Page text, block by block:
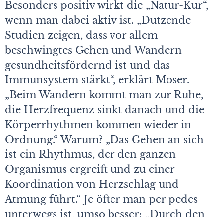
Besonders positiv wirkt die „Natur-Kur“,
wenn man dabei aktiv ist. „Dutzende
Studien zeigen, dass vor allem
beschwingtes Gehen und Wandern
gesundheitsfördernd ist und das
Immunsystem stärkt“, erklärt Moser.
„Beim Wandern kommt man zur Ruhe,
die Herzfrequenz sinkt danach und die
Körperrhythmen kommen wieder in
Ordnung.“ Warum? „Das Gehen an sich
ist ein Rhythmus, der den ganzen
Organismus ergreift und zu einer
Koordination von Herzschlag und
Atmung führt.“ Je öfter man per pedes
unterwegs ist, umso besser: „Durch den